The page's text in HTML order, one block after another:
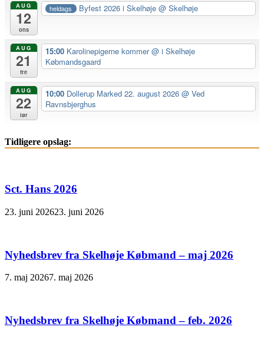
AUG
12
ons
heldags Byfest 2026 i Skelhøje@ Skelhøje
AUG
21
fre
15:00 Karolinepigerne kommer@ i Skelhøje
Købmandsgaard
AUG
22
lør
10:00 Dollerup Marked 22. august 2026 @ Ved
Ravnsbjerghus
Tidligere opslag:
Sct. Hans 2026
23. juni 202623. juni 2026
Nyhedsbrev fra Skelhøje Købmand – maj 2026
7. maj 20267. maj 2026
Nyhedsbrev fra Skelhøje Købmand – feb. 2026